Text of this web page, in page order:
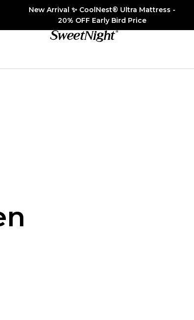
New Arrival ✨ CoolNest® Ultra Mattress -
20% OFF Early Bird Price